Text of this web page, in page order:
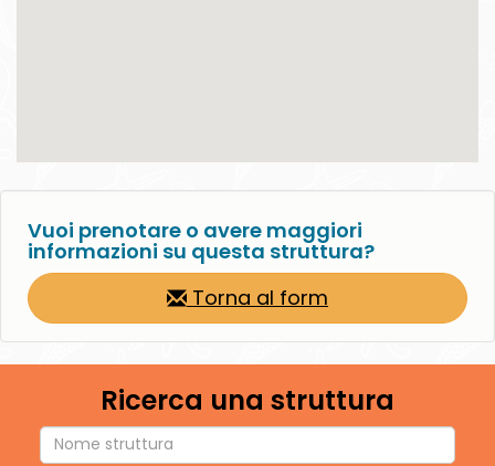
Vuoi prenotare o avere maggiori
informazioni su questa struttura?
Torna al form
Ricerca una struttura